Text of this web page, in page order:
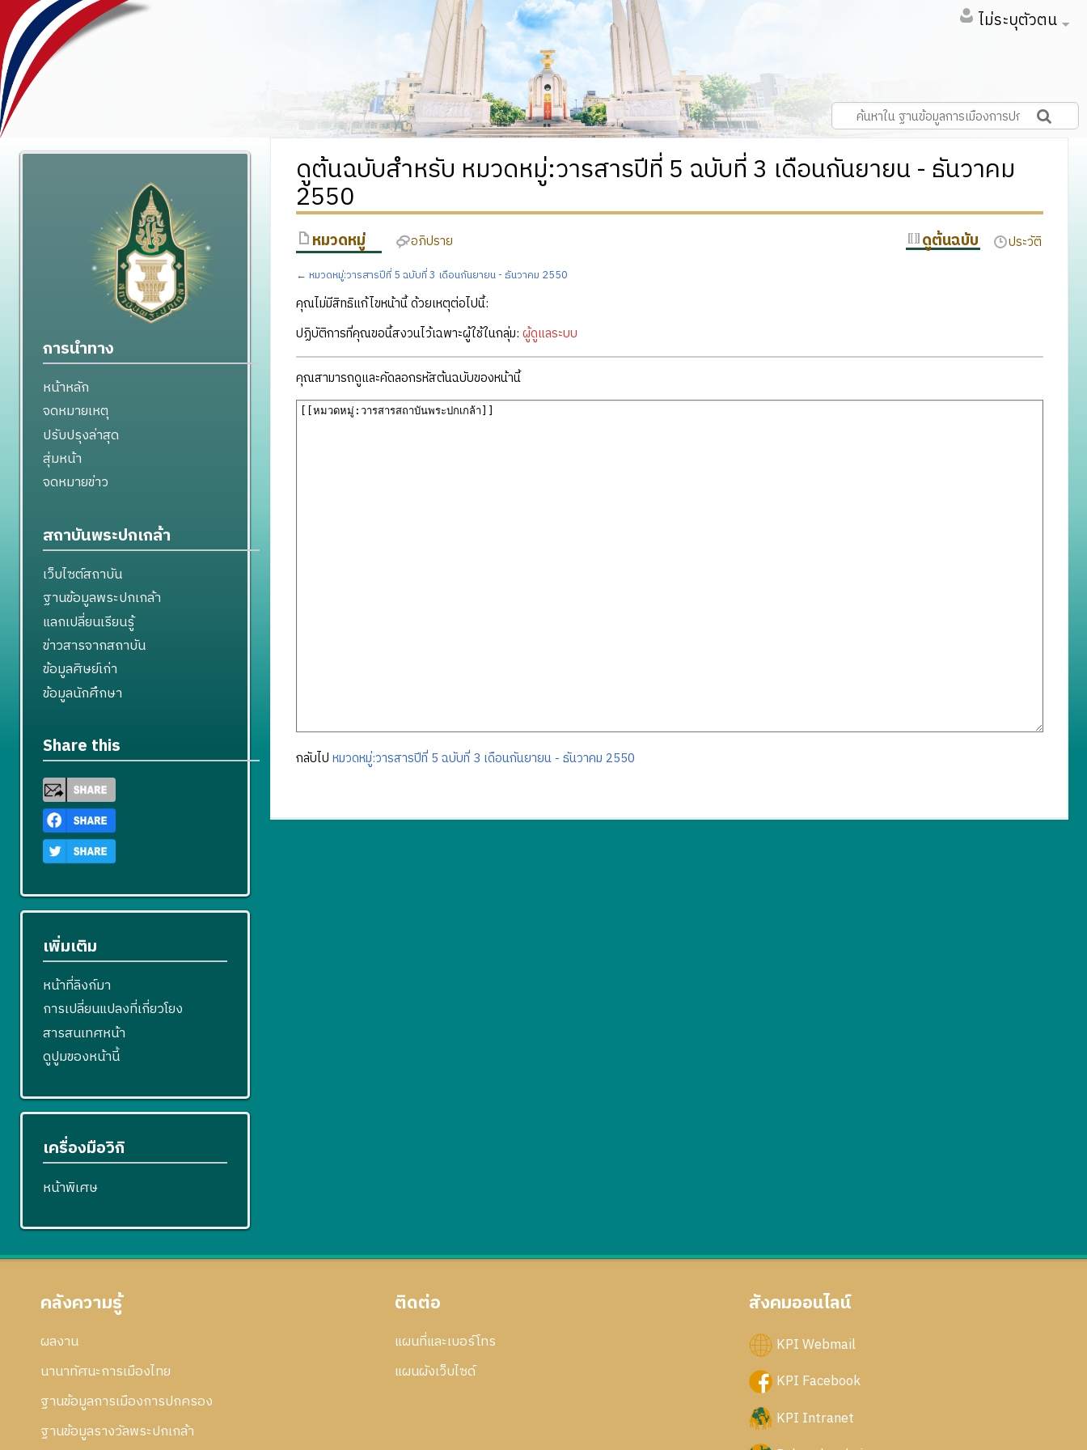
ไม่ระบุตัวตน
ดูต้นฉบับสำหรับ หมวดหมู่:วารสารปีที่ 5 ฉบับที่ 3 เดือนกันยายน - ธันวาคม
2550
หมวดหมู่ อภิปราย ดูต้นฉบับ ประวัติ
← หมวดหมู่:วารสารปีที่ 5 ฉบับที่ 3 เดือนกันยายน - ธันวาคม 2550
คุณไม่มีสิทธิแก้ไขหน้านี้ ด้วยเหตุต่อไปนี้:
ปฏิบัติการที่คุณขอนี้สงวนไว้เฉพาะผู้ใช้ในกลุ่ม: ผู้ดูแลระบบ
คุณสามารถดูและคัดลอกรหัสต้นฉบับของหน้านี้
กลับไป หมวดหมู่:วารสารปีที่ 5 ฉบับที่ 3 เดือนกันยายน - ธันวาคม 2550
การนำทาง
หน้าหลัก
จดหมายเหตุ
ปรับปรุงล่าสุด
สุ่มหน้า
จดหมายข่าว
สถาบันพระปกเกล้า
เว็บไซต์สถาบัน
ฐานข้อมูลพระปกเกล้า
แลกเปลี่ยนเรียนรู้
ข่าวสารจากสถาบัน
ข้อมูลศิษย์เก่า
ข้อมูลนักศึกษา
Share this
เพิ่มเติม
หน้าที่ลิงก์มา
การเปลี่ยนแปลงที่เกี่ยวโยง
สารสนเทศหน้า
ดูปูมของหน้านี้
เครื่องมือวิกิ
หน้าพิเศษ
คลังความรู้
ผลงาน
นานาทัศนะการเมืองไทย
ฐานข้อมูลการเมืองการปกครอง
ฐานข้อมูลรางวัลพระปกเกล้า
ติดต่อ
แผนที่และเบอร์โทร
แผนผังเว็บไซด์
สังคมออนไลน์
KPI Webmail
KPI Facebook
KPI Intranet